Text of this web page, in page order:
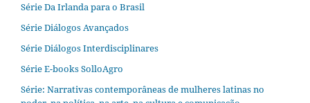
Série Da Irlanda para o Brasil
Série Diálogos Avançados
Série Diálogos Interdisciplinares
Série E-books SolloAgro
Série: Narrativas contemporâneas de mulheres latinas no